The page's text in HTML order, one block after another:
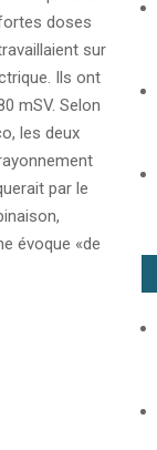
doses
sur
Ils ont
mSV. Selon
les deux
par le
évoque «de